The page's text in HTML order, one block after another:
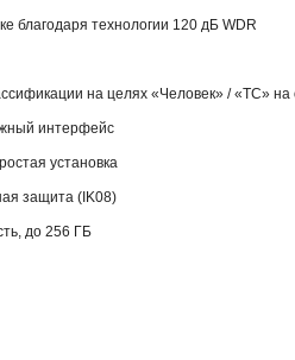
благодаря технологии 120 дБ WDR
на целях «Человек» / «ТС» на
интерфейс
установка
защита (IK08)
до 256 ГБ